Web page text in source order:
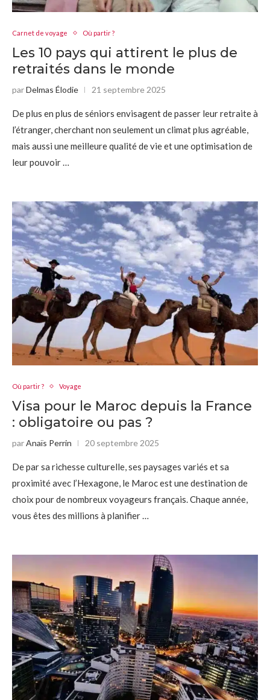
Carnet de voyage Où partir ?
Les 10 pays qui attirent le plus de
retraités dans le monde
parDelmas Élodie 21 septembre 2025
De plus en plus de séniors envisagent de passer leur retraite à
l’étranger, cherchant non seulement un climat plus agréable,
mais aussi une meilleure qualité de vie et une optimisation de
leur pouvoir …
Où partir ? Voyage
Visa pour le Maroc depuis la France
: obligatoire ou pas ?
parAnaïs Perrin 20 septembre 2025
De par sa richesse culturelle, ses paysages variés et sa
proximité avec l’Hexagone, le Maroc est une destination de
choix pour de nombreux voyageurs français. Chaque année,
vous êtes des millions à planifier …